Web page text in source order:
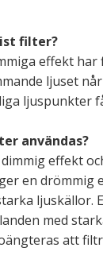
filter?
effekt
ljuset
ljuspunkter
användas?
effekt
en drömmig
ljuskällor.
med
att